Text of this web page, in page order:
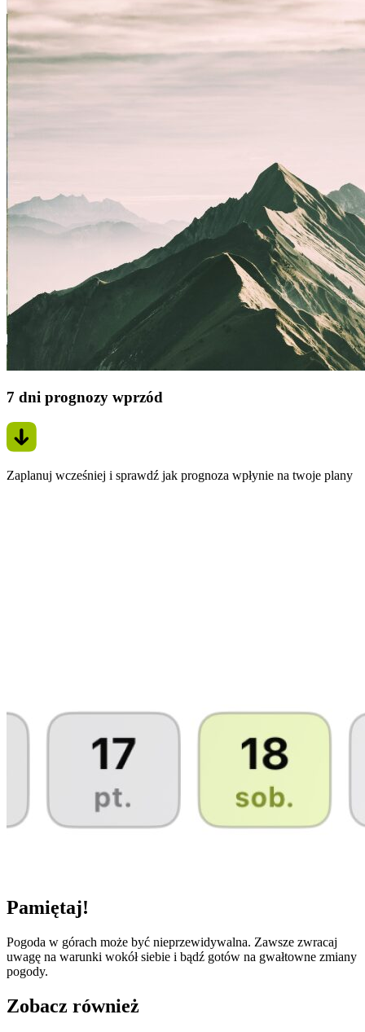
7 dni prognozy wprzód
Zaplanuj wcześniej i sprawdź jak prognoza wpłynie na twoje plany
Pamiętaj!
Pogoda w górach może być nieprzewidywalna. Zawsze zwracaj
uwagę na warunki wokół siebie i bądź gotów na gwałtowne zmiany
pogody.
Zobacz również